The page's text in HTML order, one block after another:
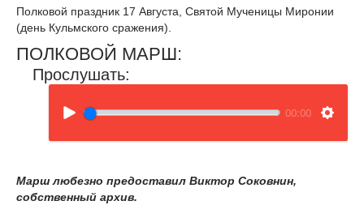
Полковой праздник 17 Августа, Святой Мученицы Миронии
(день Кульмского сражения).
ПОЛКОВОЙ МАРШ:
Прослушать:
00:00
Марш любезно предоставил Виктор Соковнин,
собственный архив.